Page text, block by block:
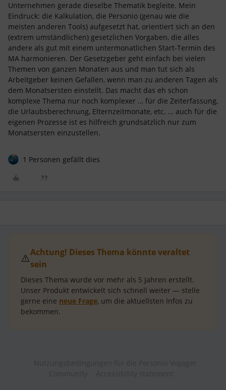
Unternehmen gerade dieselbe Thematik begleite. Mein
Eindruck: die Kalkulation, die Personio (genau wie die
meisten anderen Tools) aufgesetzt hat, orientiert sich an den
(extrem umständlichen) gesetzlichen Vorgaben, die alles
andere als gut mit einem untermonatlichen Start-Termin des
MA harmonieren. Der Gesetzgeber geht einfach bei vielen
Themen von ganzen Monaten aus und man tut sich als
Arbeitgeber keinen Gefallen, wenn man zu anderen Tagen als
dem Monatsersten einstellt. Das macht das eh schon
komplexe Thema nur noch komplexer … für die Zeiterfassung,
die Urlaubsberechnung, Elternzeitmonate, etc. … auch für die
eigenen Prozesse ist es hilfreich grundsätzlich nur zum
Monatsersten einzustellen.
1 Personen gefällt dies
⚠️Achtung! Dieses Thema könnte veraltet
sein
Dieses Thema wurde vor mehr als 5 Jahren erstellt.
Unser Produkt entwickelt sich schnell weiter — stelle
gerne eine neue Frage, um die aktuellsten Infos zu
bekommen.